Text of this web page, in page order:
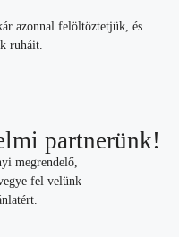
azonnal felöltöztetjük, és
ruháit.
partnerünk!
megrendelő,
fel velünk